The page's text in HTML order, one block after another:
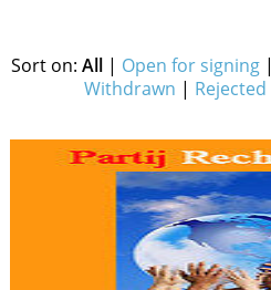
Sort on: All| Open for signing|
Withdrawn | Rejected